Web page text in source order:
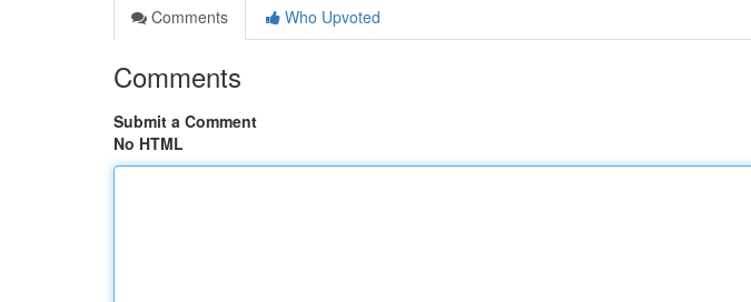
Comments
Who Upvoted
Comments
Submit a Comment
No HTML